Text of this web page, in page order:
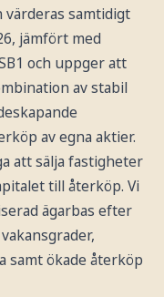
samtidigt
jämfört med
och uppger att
av stabil
av egna aktier.
att sälja fastigheter
till återköp. Vi
ägarbas efter
samt ökade återköp